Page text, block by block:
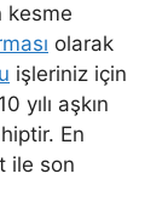
kesme
olarak
işleriniz için
yılı aşkın
En
ile son